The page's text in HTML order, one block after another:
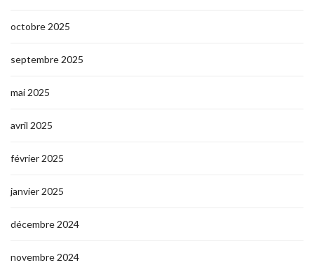
octobre 2025
septembre 2025
mai 2025
avril 2025
février 2025
janvier 2025
décembre 2024
novembre 2024